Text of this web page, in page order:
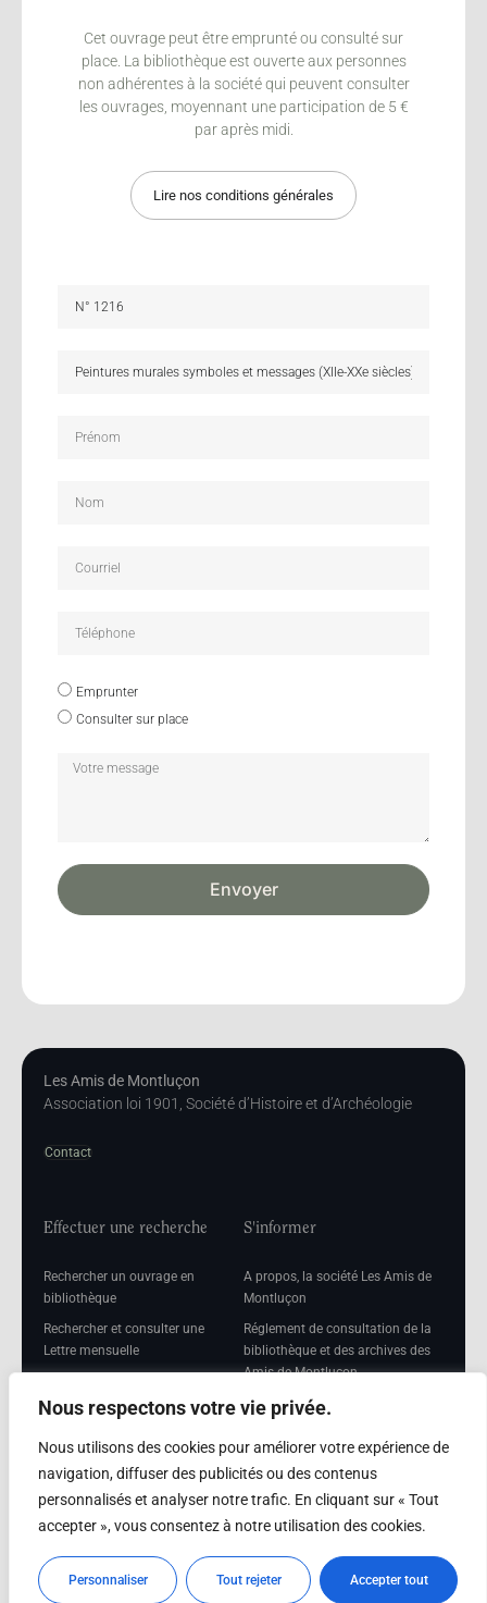
Nous respectons votre vie privée.
Nous utilisons des cookies pour améliorer votre expérience de
navigation, diffuser des publicités ou des contenus
personnalisés et analyser notre trafic. En cliquant sur « Tout
accepter », vous consentez à notre utilisation des cookies.
Personnaliser Tout rejeter Accepter tout
Cet ouvrage peut être emprunté ou consulté sur
place. La bibliothèque est ouverte aux personnes
non adhérentes à la société qui peuvent consulter
les ouvrages, moyennant une participation de 5 €
par après midi.
Lire nos conditions générales
Emprunter
Consulter sur place
Envoyer
Les Amis de Montluçon
Association loi 1901, Société d’Histoire et d’Archéologie
Contact
Effectuer une recherche
Rechercher un ouvrage en
bibliothèque
Rechercher et consulter une
Lettre mensuelle
mensuelle
S'informer
A propos, la société Les Amis de
Montluçon
Réglement de consultation de la
bibliothèque et des archives des
Amis de Montluçon
Mentions légales
Adhérer